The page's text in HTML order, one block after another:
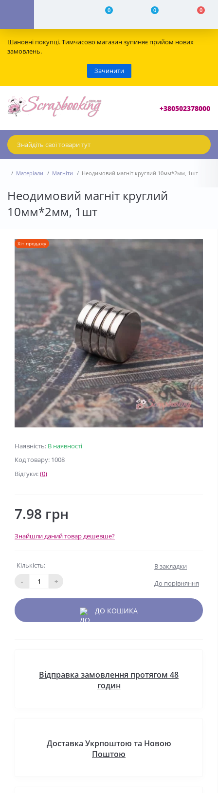
0 0 0
Шановні покупці. Тимчасово магазин зупиняє прийом нових
замовлень.
Зачинити
+380502378000
Матеріали Магніти Неодимовий магніт круглий 10мм*2мм, 1шт
Неодимовий магніт круглий
10мм*2мм, 1шт
Наявність: В наявності
Код товару: 1008
Відгуки:(0)
Хіт продажу
7.98 грн
Знайшли даний товар дешевше?
Кількість:
-
+
В закладки
До порівняння
ДО КОШИКА
Відправка замовлення протягом 48
годин
Доставка Укрпоштою та Новою
Поштою